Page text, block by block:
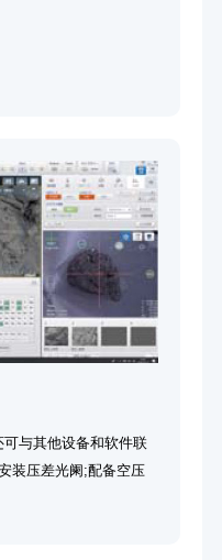
与其他设备和软件联
装压差光阑;配备空压